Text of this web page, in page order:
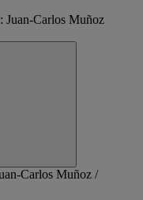
Carlos Muñoz /